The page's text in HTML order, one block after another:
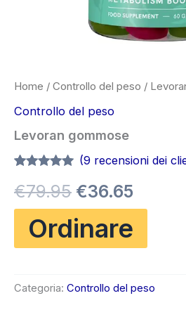
Home / Controllo del peso /
Controllo del peso
Levoran gommose
su 5 su
base di
recensioni
(9recensioni dei
€79.95 Il
prezzo
originale
€36.65
attuale
Ordinare
Categoria: Controllo del peso